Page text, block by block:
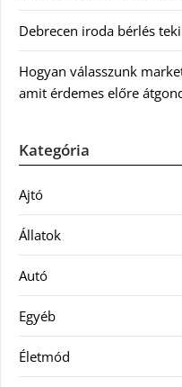
Debrecen iroda bérlés
Hogyan válasszunk
amit érdemes előre
Kategória
Ajtó
Állatok
Autó
Egyéb
Életmód